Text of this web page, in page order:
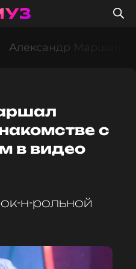
Александр Маршал
с
в видео
н-рольной